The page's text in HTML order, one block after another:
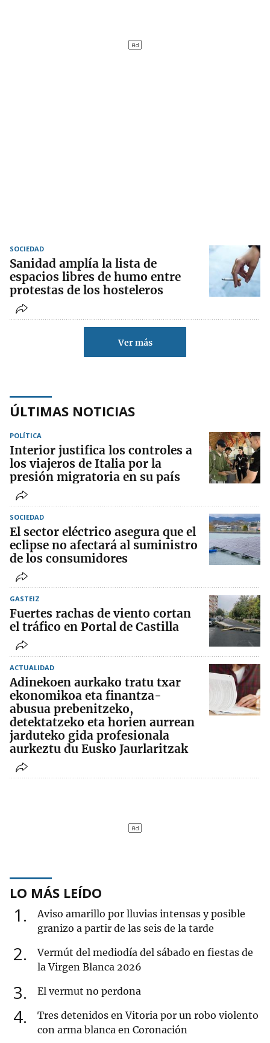
SOCIEDAD
Sanidad amplía la lista de
espacios libres de humo entre
protestas de los hosteleros
Ver más
ÚLTIMAS NOTICIAS
POLÍTICA
Interior justifica los controles a
los viajeros de Italia por la
presión migratoria en su país
SOCIEDAD
El sector eléctrico asegura que el
eclipse no afectará al suministro
de los consumidores
GASTEIZ
Fuertes rachas de viento cortan
el tráfico en Portal de Castilla
ACTUALIDAD
Adinekoen aurkako tratu txar
ekonomikoa eta finantza-
abusua prebenitzeko,
detektatzeko eta horien aurrean
jarduteko gida profesionala
aurkeztu du Eusko Jaurlaritzak
LO MÁS LEÍDO
1
Aviso amarillo por lluvias intensas y posible
granizo a partir de las seis de la tarde
2
Vermút del mediodía del sábado en fiestas de
la Virgen Blanca 2026
3 El vermut no perdona
4
Tres detenidos en Vitoria por un robo violento
con arma blanca en Coronación